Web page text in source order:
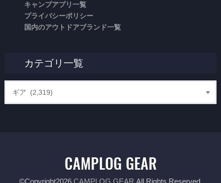
キャンプアプリ一覧
プライバシーポリシー
国内のアウトドアブランド一覧
カテゴリ一覧
©Copyright2026 CAMPLOG GEAR .All Rights Reserved.